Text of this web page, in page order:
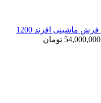
فرش ماشینی افرند 1200
54,000,000 تومان